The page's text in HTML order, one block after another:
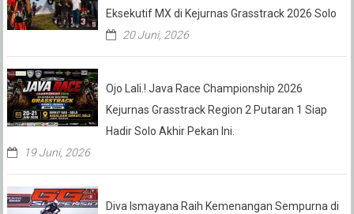
Eksekutif MX di Kejurnas Grasstrack 2026 Solo
20 Juni, 2026
Ojo Lali.! Java Race Championship 2026
Kejurnas Grasstrack Region 2 Putaran 1 Siap
Hadir Solo Akhir Pekan Ini.
19 Juni, 2026
Diva Ismayana Raih Kemenangan Sempurna di